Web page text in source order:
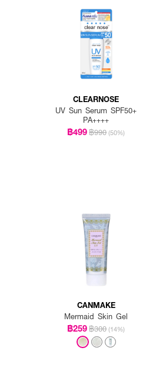
CLEARNOSE
UV Sun Serum SPF50+
PA++++
฿499฿990 (50%)
CANMAKE
Mermaid Skin Gel
฿259฿300 (14%)